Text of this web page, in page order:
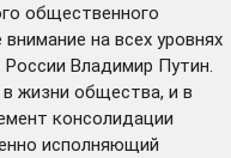
общественного
на всех уровнях
Владимир Путин.
жизни общества, и в
консолидации
исполняющий